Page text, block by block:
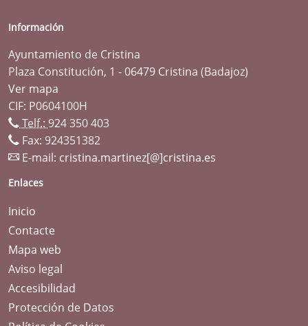
Información
Ayuntamiento de Cristina
Plaza Constitución, 1 - 06479 Cristina (Badajoz)
Ver mapa
CIF: P0604100H
Telf.: 924 350 403
Fax: 924351382
E-mail: cristina.martinez[@]cristina.es
Enlaces
Inicio
Contacte
Mapa web
Aviso legal
Accesibilidad
Protección de Datos